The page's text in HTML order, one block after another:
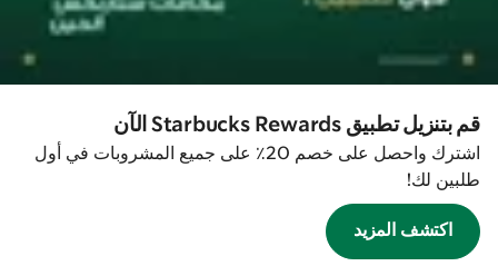
قم بتنزيل تطبيق Starbucks Rewards الآن
اشترك واحصل على خصم 20٪ على جميع المشروبات في أول
طلبين لك!
اكتشف المزيد